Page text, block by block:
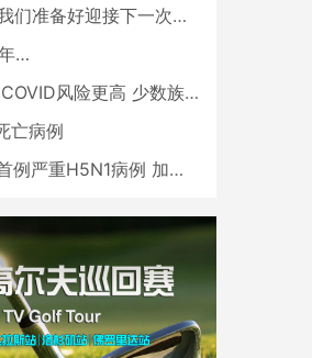
好迎接下一次大流行了吗？
…
险更高 少数族裔儿童存在差异
亡病例
病例 加州进入紧急状态